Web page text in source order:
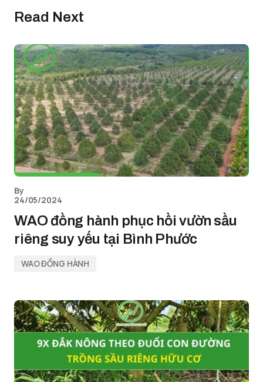
Read Next
By
24/05/2024
WAO đồng hành phục hồi vườn sầu
riêng suy yếu tại Bình Phước
WAO ĐỒNG HÀNH